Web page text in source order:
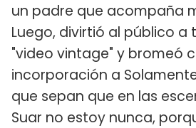
un padre que acompaña
Luego, divirtió al público a
"video vintage" y bromeó
incorporación a
que sepan que en las
Suar no estoy nunca,